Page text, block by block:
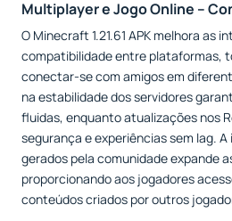
Multiplayer e Jogo Online –
O Minecraft 1.21.61 APK melhora as
compatibilidade entre plataformas,
conectar-se com amigos em
na estabilidade dos servidores
fluidas, enquanto atualizações nos
segurança e experiências sem lag.
gerados pela comunidade expande
proporcionando aos jogadores
conteúdos criados por outros